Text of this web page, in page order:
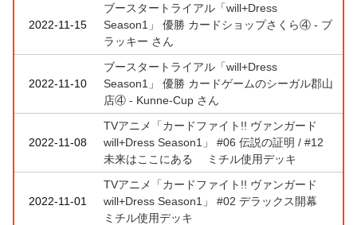
2022-11-15
ブースタートライアル「will+Dress
Season1」 優勝 カードショップさくら④ - ブ
ラッキー さん
2022-11-10
ブースタートライアル「will+Dress
Season1」 優勝 カードゲームのシーガル郡山
店④ - Kunne-Cup さん
2022-11-08
TVアニメ「カードファイト!! ヴァンガード
will+Dress Season1」 #06 伝説の証明 / #12
未来はここにある ミチル使用デッキ
2022-11-01
TVアニメ「カードファイト!! ヴァンガード
will+Dress Season1」 #02 デラックス開幕
ミチル使用デッキ